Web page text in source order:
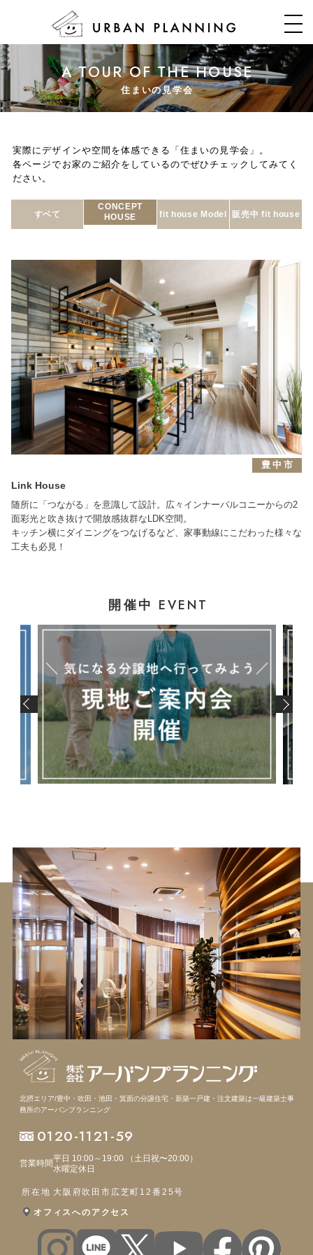
A TOUR OF THE HOUSE
住まいの見学会
実際にデザインや空間を体感できる「住まいの見学会」。
各ページでお家のご紹介をしているのでぜひチェックしてみてく
ださい。
すベて
CONCEPT
HOUSE
fit house Model 販売中 fit house
豊中市
Link House
随所に「つながる」を意識して設計。広々インナーバルコニーからの2
面彩光と吹き抜けで開放感抜群なLDK空間。
キッチン横にダイニングをつなげるなど、家事動線にこだわった様々な
工夫も必見！
開催中 EVENT
北摂エリア/豊中・吹田・池田・箕面の分譲住宅・新築一戸建・注文建築は一級建築士事
務所のアーバンプランニング
0120-1121-59
営業時間
平日 10:00～19:00 （土日祝〜20:00）
水曜定休日
所在地 大阪府吹田市広芝町12番25号
オフィスへのアクセス